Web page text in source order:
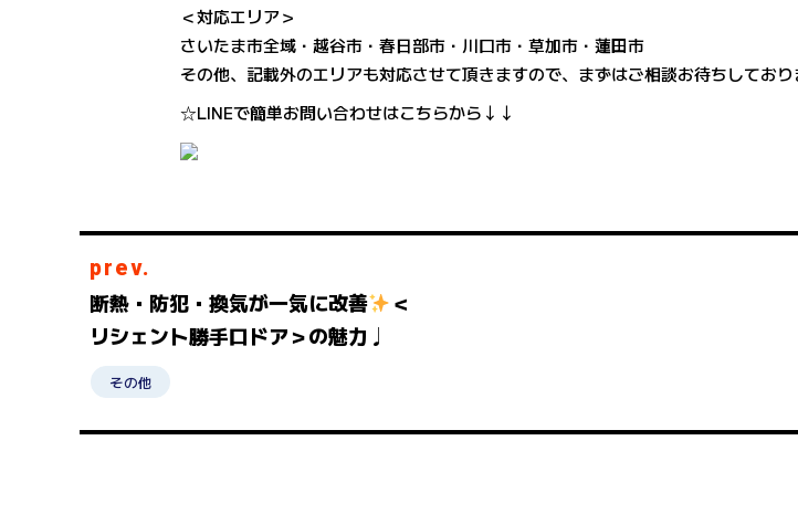
＜対応エリア＞
さいたま市全域・越谷市・春日部市・川口市・草加市・蓮田市
その他、記載外のエリアも対応させて頂きますので、まずはご相談お待ちしており
☆LINEで簡単お問い合わせはこちらから↓↓
prev.
断熱・防犯・換気が一気に改善
＜
リシェント勝手口ドア＞の魅力♩
その他